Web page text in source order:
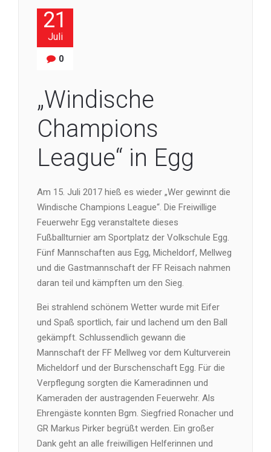
21
Juli
0
„Windische
Champions
League“ in Egg
Am 15. Juli 2017 hieß es wieder „Wer gewinnt die
Windische Champions League“. Die Freiwillige
Feuerwehr Egg veranstaltete dieses
Fußballturnier am Sportplatz der Volkschule Egg.
Fünf Mannschaften aus Egg, Micheldorf, Mellweg
und die Gastmannschaft der FF Reisach nahmen
daran teil und kämpften um den Sieg.
Bei strahlend schönem Wetter wurde mit Eifer
und Spaß sportlich, fair und lachend um den Ball
gekämpft. Schlussendlich gewann die
Mannschaft der FF Mellweg vor dem Kulturverein
Micheldorf und der Burschenschaft Egg. Für die
Verpflegung sorgten die Kameradinnen und
Kameraden der austragenden Feuerwehr. Als
Ehrengäste konnten Bgm. Siegfried Ronacher und
GR Markus Pirker begrüßt werden. Ein großer
Dank geht an alle freiwilligen Helferinnen und